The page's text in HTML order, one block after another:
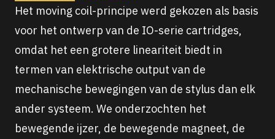
Het moving coil-principe werd gekozen als basis
voor het ontwerp van de IO-serie cartridges,
omdat het een grotere lineariteit biedt in
termen van elektrische output van de
mechanische bewegingen van de stylus dan elk
ander systeem. We onderzochten het
bewegende ijzer, de bewegende magneet, de